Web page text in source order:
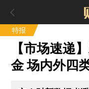
特报
【市场速递
金 场内外四